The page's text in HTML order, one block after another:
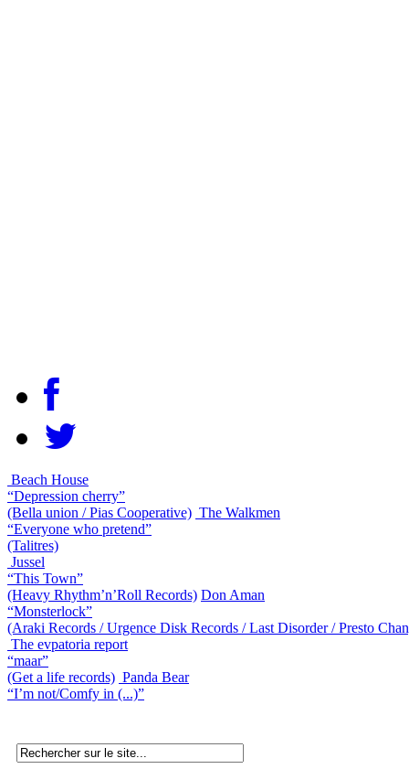
Beach House
“Depression cherry”
(Bella union / Pias Cooperative) The Walkmen
“Everyone who pretend”
(Talitres)
Jussel
“This Town”
(Heavy Rhythm’n’Roll Records) Don Aman
“Monsterlock”
(Araki Records / Urgence Disk Records / Last Disorder / Presto
The evpatoria report
“maar”
(Get a life records) Panda Bear
“I’m not/Comfy in (...)”